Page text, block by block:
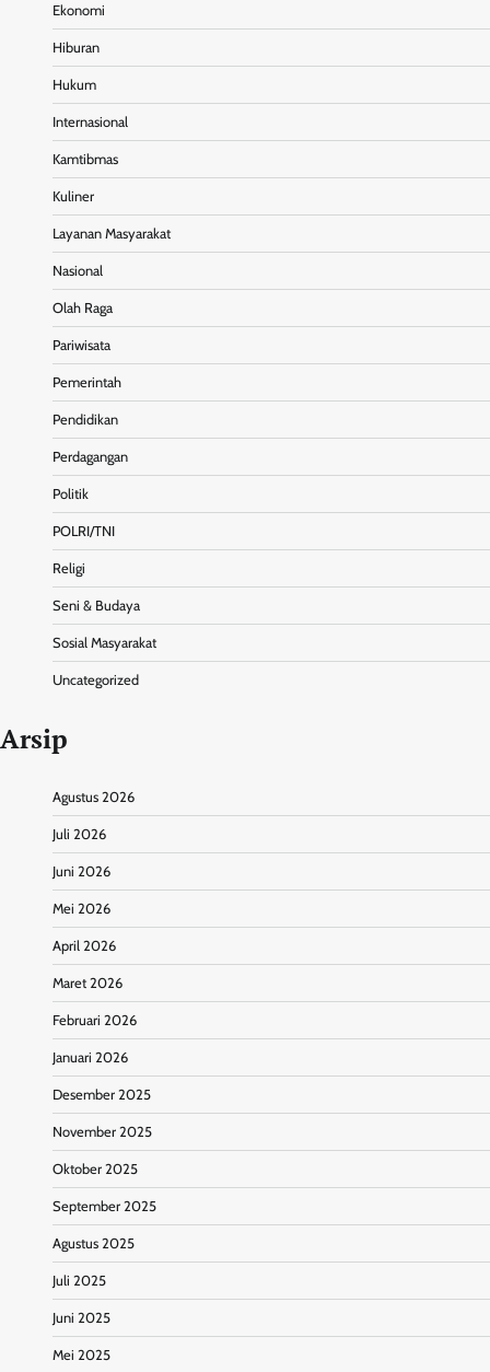
Ekonomi
Hiburan
Hukum
Internasional
Kamtibmas
Kuliner
Layanan Masyarakat
Nasional
Olah Raga
Pariwisata
Pemerintah
Pendidikan
Perdagangan
Politik
POLRI/TNI
Religi
Seni & Budaya
Sosial Masyarakat
Uncategorized
Arsip
Agustus 2026
Juli 2026
Juni 2026
Mei 2026
April 2026
Maret 2026
Februari 2026
Januari 2026
Desember 2025
November 2025
Oktober 2025
September 2025
Agustus 2025
Juli 2025
Juni 2025
Mei 2025